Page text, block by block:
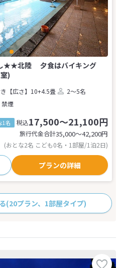
し★★北陸 夕食はバイキング
)
【広さ】10+4.5畳
2～5名
禁煙
1名 税込17,500～21,100円
旅行代金合計35,000〜42,200円
(おとな2名 こども0名・1部屋/1泊2日)
プランの詳細
(20プラン、1部屋タイプ)